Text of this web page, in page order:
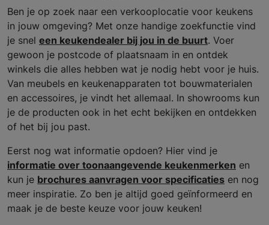
Ben je op zoek naar een verkooplocatie voor keukens
in jouw omgeving? Met onze handige zoekfunctie vind
je snel een keukendealer bij jou in de buurt. Voer
gewoon je postcode of plaatsnaam in en ontdek
winkels die alles hebben wat je nodig hebt voor je huis.
Van meubels en keukenapparaten tot bouwmaterialen
en accessoires, je vindt het allemaal. In showrooms kun
je de producten ook in het echt bekijken en ontdekken
of het bij jou past.
Eerst nog wat informatie opdoen? Hier vind je
informatie over toonaangevende keukenmerken en
kun je brochures aanvragen voor specificaties en nog
meer inspiratie. Zo ben je altijd goed geïnformeerd en
maak je de beste keuze voor jouw keuken!